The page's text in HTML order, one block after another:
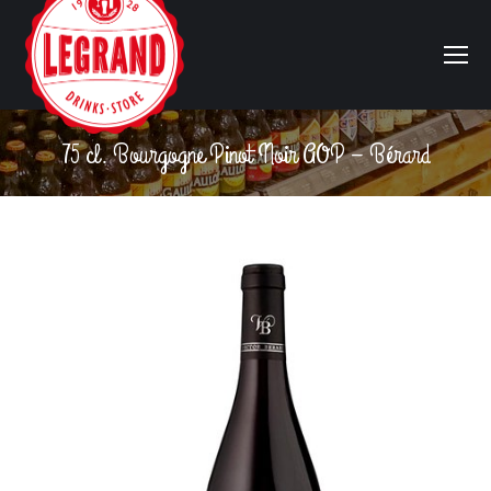
75 cl. Bourgogne Pinot Noir AOP – Bérard
Vous êtes ici :